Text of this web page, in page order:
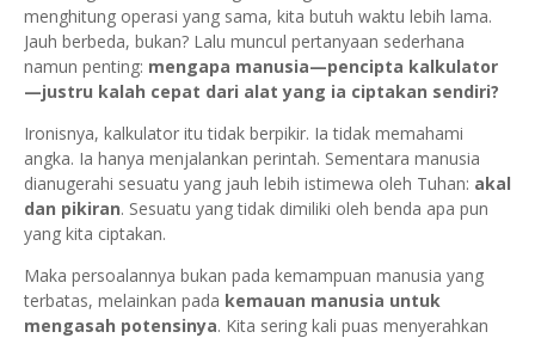
menghitung operasi yang sama, kita butuh waktu lebih lama.
Jauh berbeda, bukan? Lalu muncul pertanyaan sederhana
namun penting: mengapa manusia—pencipta kalkulator
—justru kalah cepat dari alat yang ia ciptakan sendiri?
Ironisnya, kalkulator itu tidak berpikir. Ia tidak memahami
angka. Ia hanya menjalankan perintah. Sementara manusia
dianugerahi sesuatu yang jauh lebih istimewa oleh Tuhan: akal
dan pikiran. Sesuatu yang tidak dimiliki oleh benda apa pun
yang kita ciptakan.
Maka persoalannya bukan pada kemampuan manusia yang
terbatas, melainkan pada kemauan manusia untuk
mengasah potensinya. Kita sering kali puas menyerahkan